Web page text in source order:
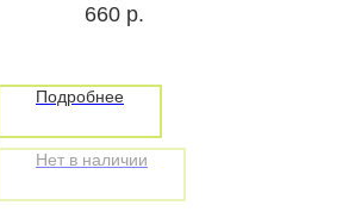
660 р.
Подробнее
Нет в наличии